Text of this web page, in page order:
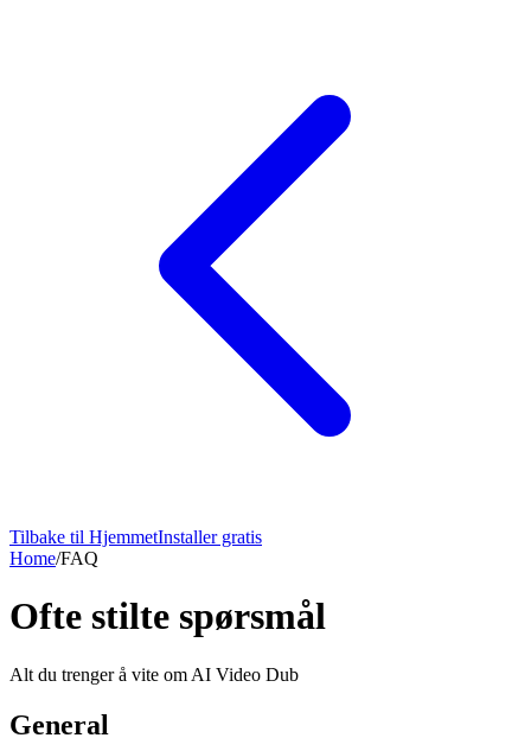
Tilbake til HjemmetInstaller gratis
Home/FAQ
Ofte stilte spørsmål
Alt du trenger å vite om AI Video Dub
General